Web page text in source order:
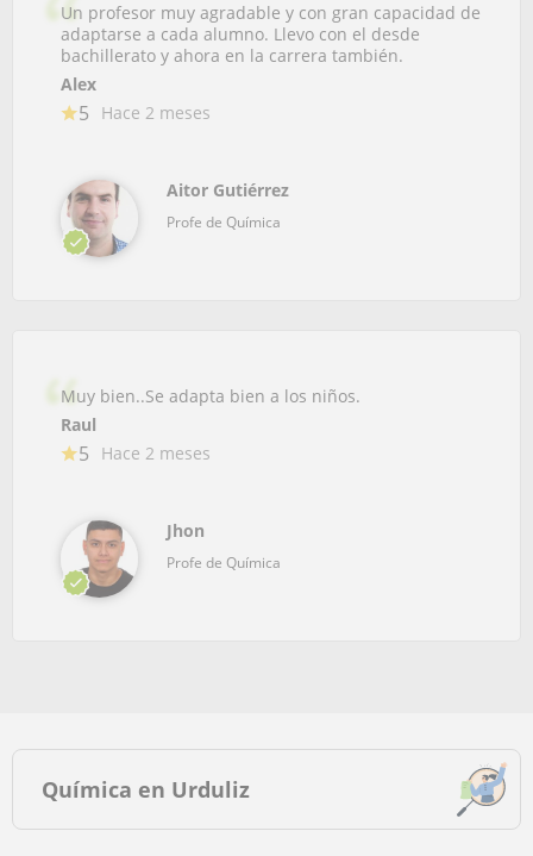
Un profesor muy agradable y con gran capacidad de
adaptarse a cada alumno. Llevo con el desde
bachillerato y ahora en la carrera también.
Alex
5 Hace 2 meses
Aitor Gutiérrez
Profe de Química
Muy bien..Se adapta bien a los niños.
Raul
5 Hace 2 meses
Jhon
Profe de Química
Química en Urduliz